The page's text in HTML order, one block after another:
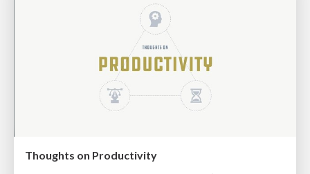
Thoughts on Productivity